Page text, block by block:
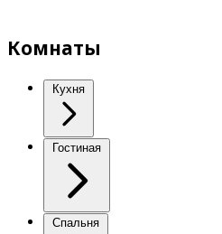
Комнаты
Кухня
Гостиная
Спальня